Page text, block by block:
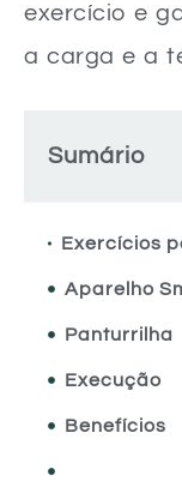
exercício e
a carga e a
Sumário
Aparelho
Panturrilha
Execução
Benefícios